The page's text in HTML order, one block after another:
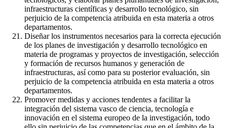
infraestructuras científicas y desarrollo tecnológico, sin
perjuicio de la competencia atribuida en esta materia a otros
departamentos.
Diseñar los instrumentos necesarios para la correcta ejecución
de los planes de investigación y desarrollo tecnológico en
materia de programas y proyectos de investigación, selección
y formación de recursos humanos y generación de
infraestructuras, así como para su posterior evaluación, sin
perjuicio de la competencia atribuida en esta materia a otros
departamentos.
Promover medidas y acciones tendentes a facilitar la
integración del sistema vasco de ciencia, tecnología e
innovación en el sistema europeo de la investigación, todo